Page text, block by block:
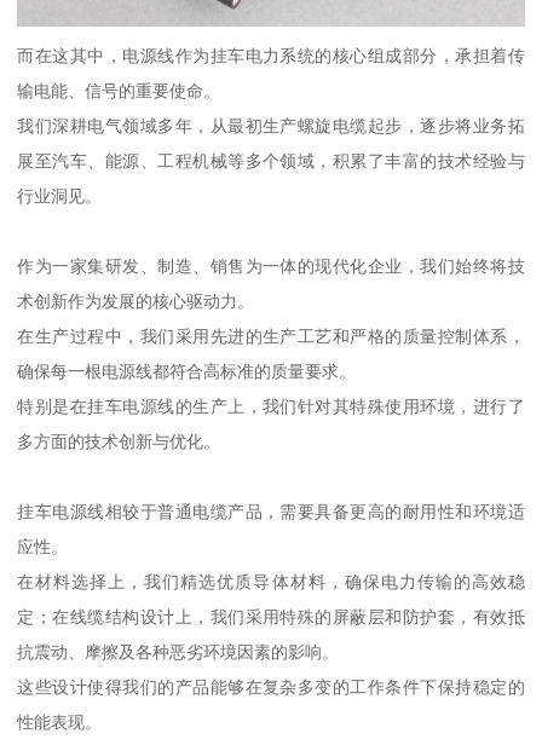
而在这其中，电源线作为挂车电力系统的核心组成部分，承担着传
输电能、信号的重要使命。
我们深耕电气领域多年，从最初生产螺旋电缆起步，逐步将业务拓
展至汽车、能源、工程机械等多个领域，积累了丰富的技术经验与
行业洞见。
作为一家集研发、制造、销售为一体的现代化企业，我们始终将技
术创新作为发展的核心驱动力。
在生产过程中，我们采用先进的生产工艺和严格的质量控制体系，
确保每一根电源线都符合高标准的质量要求。
特别是在挂车电源线的生产上，我们针对其特殊使用环境，进行了
多方面的技术创新与优化。
挂车电源线相较于普通电缆产品，需要具备更高的耐用性和环境适
应性。
在材料选择上，我们精选优质导体材料，确保电力传输的高效稳
定；在线缆结构设计上，我们采用特殊的屏蔽层和防护套，有效抵
抗震动、摩擦及各种恶劣环境因素的影响。
这些设计使得我们的产品能够在复杂多变的工作条件下保持稳定的
性能表现。